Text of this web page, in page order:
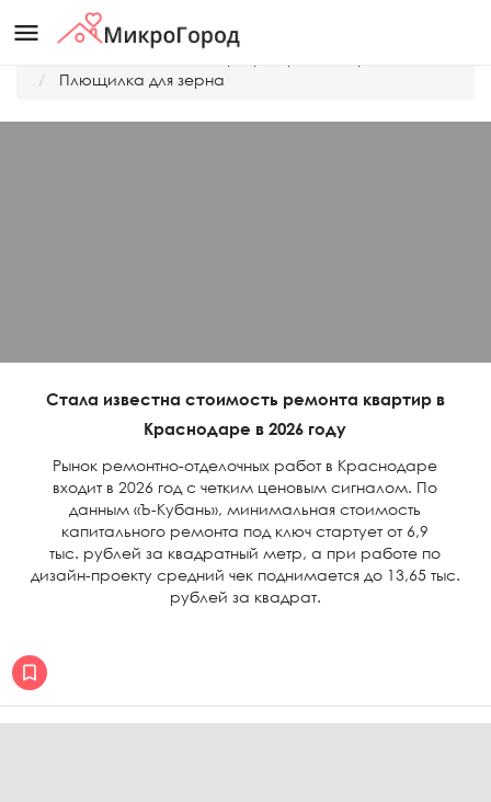
menu
Плющилка для зерна
Стала известна стоимость ремонта квартир в
Краснодаре в 2026 году
Рынок ремонтно-отделочных работ в Краснодаре
входит в 2026 год с четким ценовым сигналом. По
данным «Ъ-Кубань», минимальная стоимость
капитального ремонта под ключ стартует от 6,9
тыс. рублей за квадратный метр, а при работе по
дизайн-проекту средний чек поднимается до 13,65 тыс.
рублей за квадрат.